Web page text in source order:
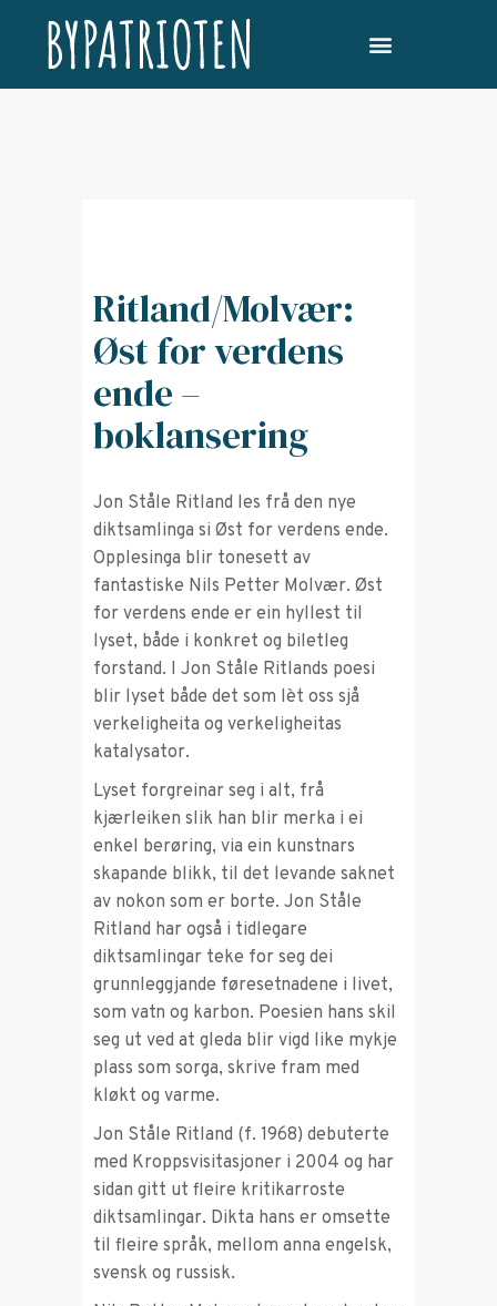
Ritland/Molvær:
Øst for verdens
ende –
boklansering
Jon Ståle Ritland les frå den nye
diktsamlinga si Øst for verdens ende.
Opplesinga blir tonesett av
fantastiske Nils Petter Molvær. Øst
for verdens ende er ein hyllest til
lyset, både i konkret og biletleg
forstand. I Jon Ståle Ritlands poesi
blir lyset både det som lèt oss sjå
verkeligheita og verkeligheitas
katalysator.
Lyset forgreinar seg i alt, frå
kjærleiken slik han blir merka i ei
enkel berøring, via ein kunstnars
skapande blikk, til det levande saknet
av nokon som er borte. Jon Ståle
Ritland har også i tidlegare
diktsamlingar teke for seg dei
grunnleggjande føresetnadene i livet,
som vatn og karbon. Poesien hans skil
seg ut ved at gleda blir vigd like mykje
plass som sorga, skrive fram med
kløkt og varme.
Jon Ståle Ritland (f. 1968) debuterte
med Kroppsvisitasjoner i 2004 og har
sidan gitt ut fleire kritikarroste
diktsamlingar. Dikta hans er omsette
til fleire språk, mellom anna engelsk,
svensk og russisk.